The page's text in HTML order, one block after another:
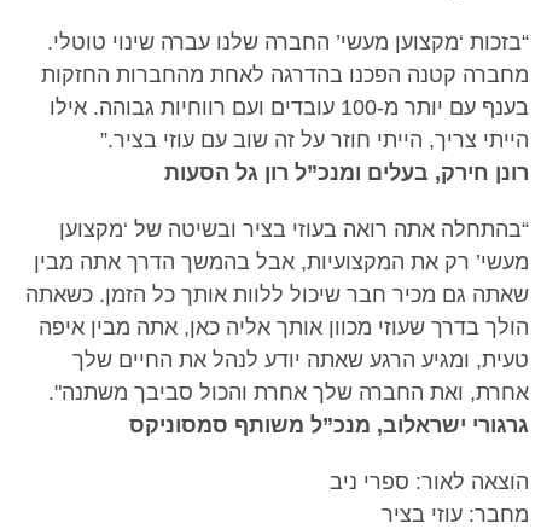
“בזכות ‘מקצוען מעשי’ החברה שלנו עברה שינוי טוטלי.
מחברה קטנה הפכנו בהדרגה לאחת מהחברות החזקות
בענף עם יותר מ-100 עובדים ועם רווחיות גבוהה. אילו
הייתי צריך, הייתי חוזר על זה שוב עם עוזי בציר.”
רונן חירק, בעלים ומנכ”ל רון גל הסעות
“בהתחלה אתה רואה בעוזי בציר ובשיטה של ‘מקצוען
מעשי’ רק את המקצועיות, אבל בהמשך הדרך אתה מבין
שאתה גם מכיר חבר שיכול ללוות אותך כל הזמן. כשאתה
הולך בדרך שעוזי מכוון אותך אליה כאן, אתה מבין איפה
טעית, ומגיע הרגע שאתה יודע לנהל את החיים שלך
אחרת, ואת החברה שלך אחרת והכול סביבך משתנה".
גרגורי ישראלוב, מנכ”ל משותף סמסוניקס
הוצאה לאור: ספרי ניב
מחבר: עוזי בציר